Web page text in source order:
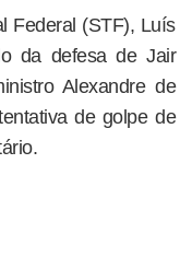
Federal (STF), Luís
da defesa de Jair
Alexandre de
de golpe de